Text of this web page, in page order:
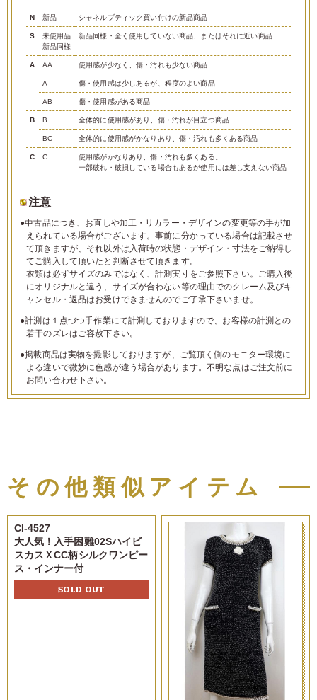
N 新品 シャネルブティック買い付けの新品商品
S
未使用品
新品同様
新品同様・全く使用していない商品、またはそれに近い商品
A AA 使用感が少なく、傷・汚れも少ない商品
A 傷・使用感は少しあるが、程度のよい商品
AB 傷・使用感がある商品
B B 全体的に使用感があり、傷・汚れが目立つ商品
BC 全体的に使用感がかなりあり、傷・汚れも多くある商品
C C
使用感がかなりあり、傷・汚れも多くある。
一部破れ・破損している場合もあるが使用には差し支えない商品
注意
●中古品につき、お直しや加工・リカラー・デザインの変更等の手が加
えられている場合がございます。事前に分かっている場合は記載させ
て頂きますが、それ以外は入荷時の状態・デザイン・寸法をご納得し
てご購入して頂いたと判断させて頂きます。
衣類は必ずサイズのみではなく、計測実寸をご参照下さい。ご購入後
にオリジナルと違う、サイズが合わない等の理由でのクレーム及びキ
ャンセル・返品はお受けできませんのでご了承下さいませ。
●計測は１点づつ手作業にて計測しておりますので、お客様の計測との
若干のズレはご容赦下さい。
●掲載商品は実物を撮影しておりますが、ご覧頂く側のモニター環境に
よる違いで微妙に色感が違う場合があります。不明な点はご注文前に
お問い合わせ下さい。
その他類似アイテム
CI-4527
大人気！入手困難02Sハイビ
スカスＸCC柄シルクワンピー
ス・インナー付
SOLD OUT